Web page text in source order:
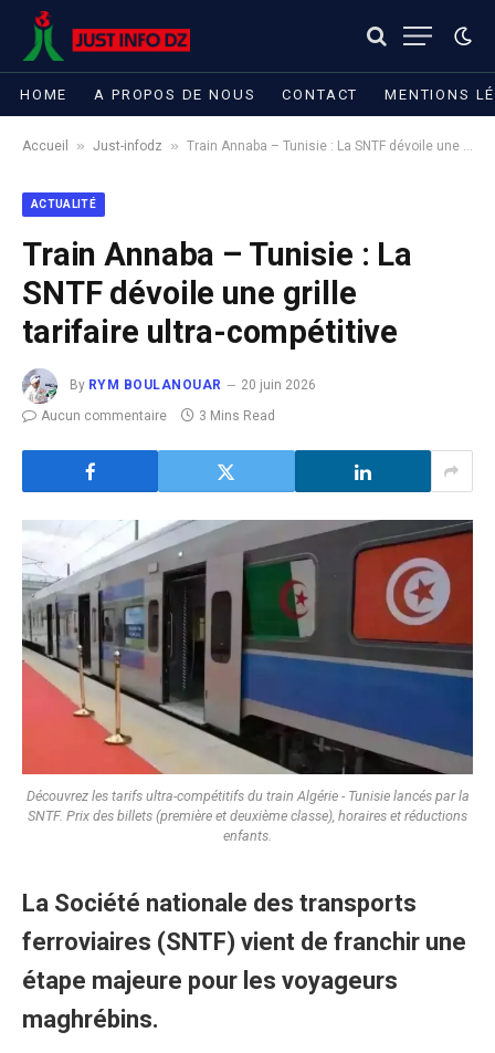
HOME A PROPOS DE NOUS CONTACT MENTIONS
Accueil » Just-infodz » Train Annaba – Tunisie : La SNTF dévoile une grille tarifaire ultra-compétitive​
ACTUALITÉ
Train Annaba – Tunisie : La
SNTF dévoile une grille
tarifaire ultra-compétitive​
By RYM BOULANOUAR
20 juin 2026
Aucun commentaire
3 Mins Read
Découvrez les tarifs ultra-compétitifs du train Algérie - Tunisie lancés par la
SNTF. Prix des billets (première et deuxième classe), horaires et réductions
enfants.
La Société nationale des transports
ferroviaires (SNTF) vient de franchir une
étape majeure pour les voyageurs
maghrébins.